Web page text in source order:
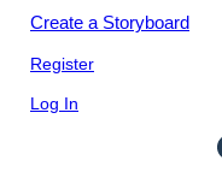
Create a Storyboard
Register
Log In